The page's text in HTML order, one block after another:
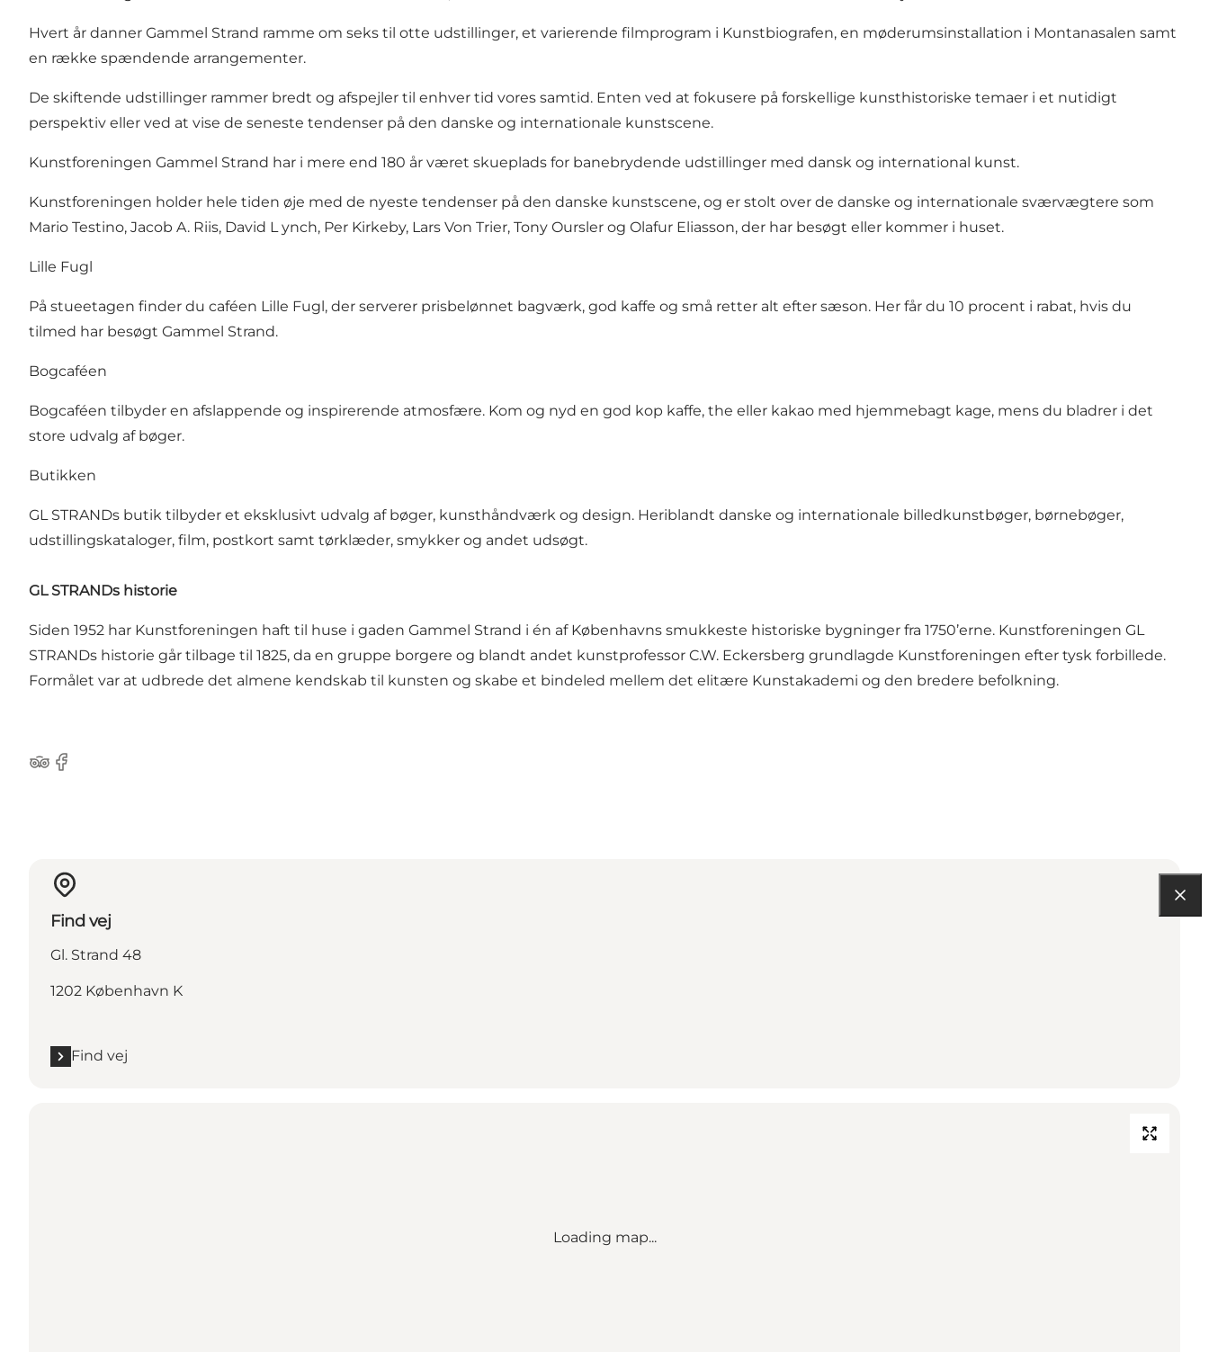
Hvert år danner Gammel Strand ramme om seks til otte udstillinger, et varierende filmprogram i Kunstbiografen, en møderumsinstallation i Montanasalen samt
en række spændende arrangementer.
De skiftende udstillinger rammer bredt og afspejler til enhver tid vores samtid. Enten ved at fokusere på forskellige kunsthistoriske temaer i et nutidigt
perspektiv eller ved at vise de seneste tendenser på den danske og internationale kunstscene.
Kunstforeningen Gammel Strand har i mere end 180 år været skueplads for banebrydende udstillinger med dansk og international kunst.
Kunstforeningen holder hele tiden øje med de nyeste tendenser på den danske kunstscene, og er stolt over de danske og internationale sværvægtere som
Mario Testino, Jacob A. Riis, David L ynch, Per Kirkeby, Lars Von Trier, Tony Oursler og Olafur Eliasson, der har besøgt eller kommer i huset.
Lille Fugl
På stueetagen finder du caféen Lille Fugl , der serverer prisbelønnet bagværk, god kaffe og små retter alt efter sæson. Her får du 10 procent i rabat, hvis du
tilmed har besøgt Gammel Strand.
Bogcaféen
Bogcaféen tilbyder en afslappende og inspirerende atmosfære. Kom og nyd en god kop kaffe, the eller kakao med hjemmebagt kage, mens du bladrer i det
store udvalg af bøger.
Butikken
GL STRANDs butik tilbyder et eksklusivt udvalg af bøger, kunsthåndværk og design. Heriblandt danske og internationale billedkunstbøger, børnebøger,
udstillingskataloger, film, postkort samt tørklæder, smykker og andet udsøgt.
GL STRANDs historie
Siden 1952 har Kunstforeningen haft til huse i gaden Gammel Strand i én af Københavns smukkeste historiske bygninger fra 1750’erne. Kunstforeningen GL
STRANDs historie går tilbage til 1825, da en gruppe borgere og blandt andet kunstprofessor C.W. Eckersberg grundlagde Kunstforeningen efter tysk forbillede.
Formålet var at udbrede det almene kendskab til kunsten og skabe et bindeled mellem det elitære Kunstakademi og den bredere befolkning.
Tripadvisor
Facebook
Find vej
Gl. Strand 48
1202 København K
Find vej
Loading map...